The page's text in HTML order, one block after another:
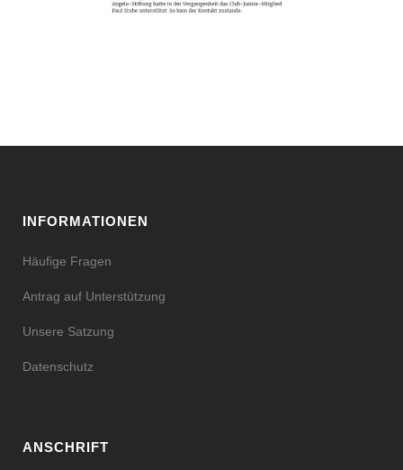
INFORMATIONEN
Häufige Fragen
Antrag auf Unterstützung
Unsere Satzung
Datenschutz
ANSCHRIFT